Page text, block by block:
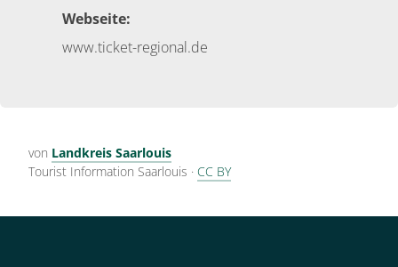
Webseite:
www.ticket-regional.de
von Landkreis Saarlouis
Tourist Information Saarlouis · CC BY